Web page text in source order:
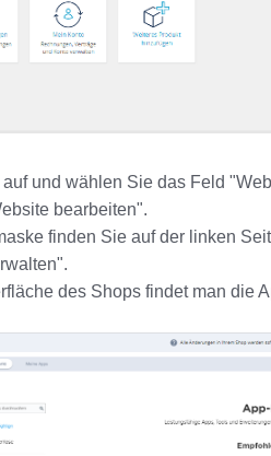
und wählen Sie das Feld
bearbeiten".
finden Sie auf der linken
des Shops findet man die